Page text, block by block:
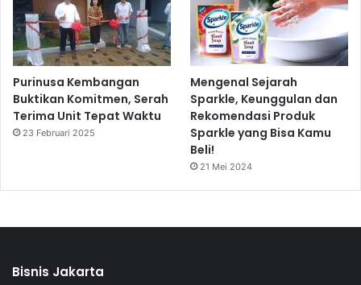
Purinusa Kembangan
Buktikan Komitmen, Serah
Terima Unit Tepat Waktu
23 Februari 2025
Mengenal Sejarah
Sparkle, Keunggulan dan
Rekomendasi Produk
Sparkle yang Bisa Kamu
Beli!
21 Mei 2024
Bisnis Jakarta